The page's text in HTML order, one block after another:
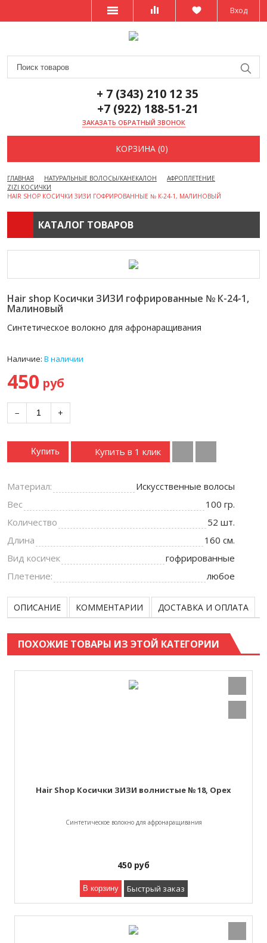
Вход
+ 7 (343) 210 12 35
+7 (922) 188-51-21
ЗАКАЗАТЬ ОБРАТНЫЙ ЗВОНОК
КОРЗИНА (0)
ГЛАВНАЯ НАТУРАЛЬНЫЕ ВОЛОСЫ/КАНЕКАЛОН
АФРОПЛЕТЕНИЕ
ZIZI КОСИЧКИ
HAIR SHOP КОСИЧКИ ЗИЗИ ГОФРИРОВАННЫЕ № К-24-1, МАЛИНОВЫЙ
КАТАЛОГ ТОВАРОВ
Hair shop Косички ЗИЗИ гофрированные № К-24-1,
Малиновый
Синтетическое волокно для афронаращивания
Наличие: В наличии
450 руб
− +
Купить Купить в 1 клик
Материал:
Искусственные волосы
Вес
100 гр.
Количество
52 шт.
Длина
160 см.
Вид косичек
гофрированные
Плетение:
любое
ОПИСАНИЕ КОММЕНТАРИИ ДОСТАВКА И ОПЛАТА
ПОХОЖИЕ ТОВАРЫ ИЗ ЭТОЙ КАТЕГОРИИ
Hair Shop Косички ЗИЗИ волнистые № 18, Орех
Синтетическое волокно для афронаращивания
450 руб
В корзину Быстрый заказ